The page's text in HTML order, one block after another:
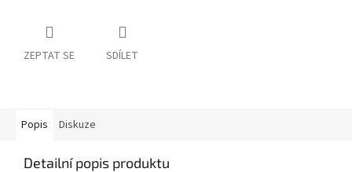
ZEPTAT SE SDÍLET
Popis Diskuze
Detailní popis produktu